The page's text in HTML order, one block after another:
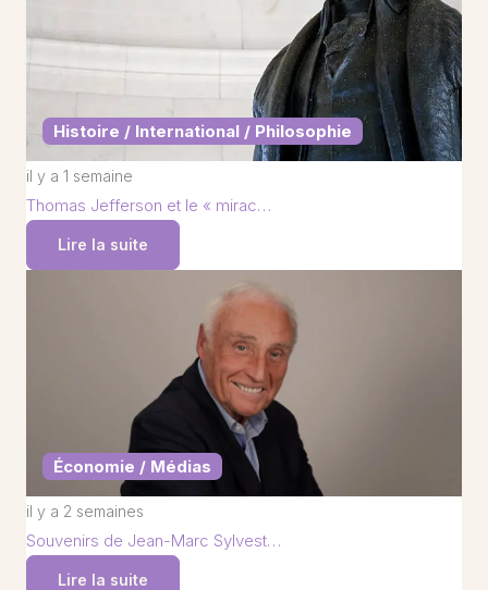
Histoire / International / Philosophie
il y a 1 semaine
Thomas Jefferson et le « mirac…
Lire la suite
Économie / Médias
il y a 2 semaines
Souvenirs de Jean-Marc Sylvest…
Lire la suite